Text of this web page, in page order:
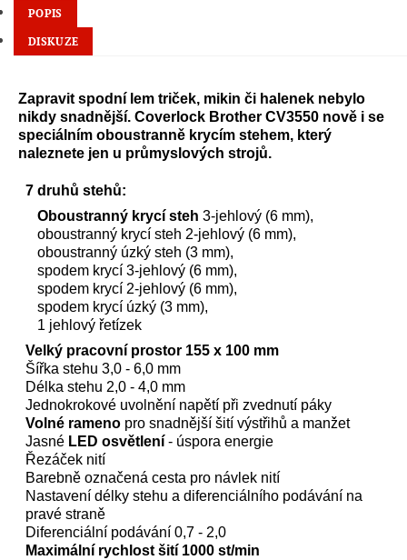
POPIS
DISKUZE
Zapravit spodní lem triček, mikin či halenek nebylo
nikdy snadnější. Coverlock Brother CV3550 nově i se
speciálním oboustranně krycím stehem, který
naleznete jen u průmyslových strojů.
7 druhů stehů:
Oboustranný krycí steh 3-jehlový (6 mm),
oboustranný krycí steh 2-jehlový (6 mm),
oboustranný úzký steh (3 mm),
spodem krycí 3-jehlový (6 mm),
spodem krycí 2-jehlový (6 mm),
spodem krycí úzký (3 mm),
1 jehlový řetízek
Velký pracovní prostor 155 x 100 mm
Šířka stehu 3,0 - 6,0 mm
Délka stehu 2,0 - 4,0 mm
Jednokrokové uvolnění napětí při zvednutí páky
Volné rameno pro snadnější šití výstřihů a manžet
Jasné LED osvětlení - úspora energie
Řezáček nití
Barebně označená cesta pro návlek nití
Nastavení délky stehu a diferenciálního podávání na
pravé straně
Diferenciální podávání 0,7 - 2,0
Maximální rychlost šití 1000 st/min